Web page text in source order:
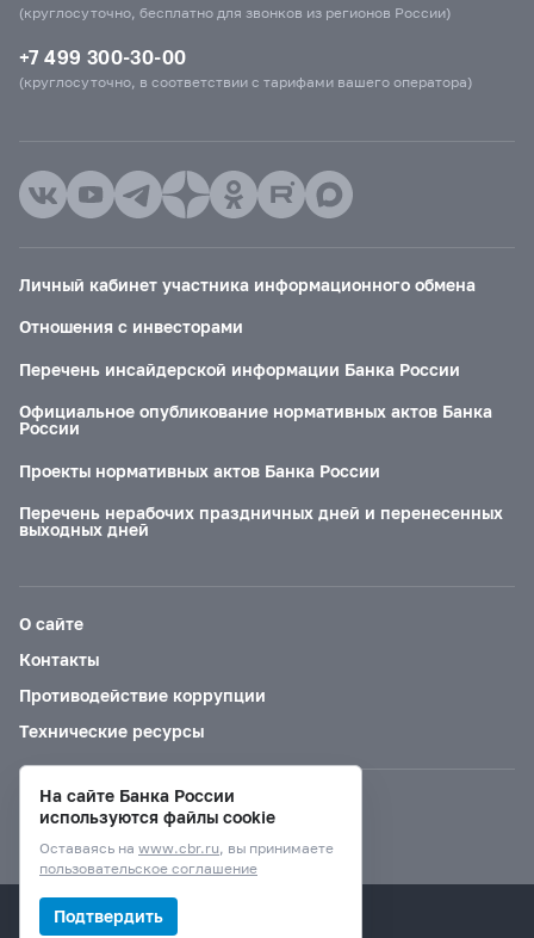
(круглосуточно, бесплатно для звонков из регионов России)
+7 499 300-30-00
(круглосуточно, в соответствии с тарифами вашего оператора)
Личный кабинет участника информационного обмена
Отношения с инвесторами
Перечень инсайдерской информации Банка России
Официальное опубликование нормативных актов Банка
России
Проекты нормативных актов Банка России
Перечень нерабочих праздничных дней и перенесенных
выходных дней
О сайте
Контакты
Противодействие коррупции
Технические ресурсы
Версия для слабовидящих
© Банк России, 2000–2026.
На сайте Банка России
используются файлы cookie
Оставаясь на www.cbr.ru, вы принимаете
пользовательское соглашение
Подтвердить